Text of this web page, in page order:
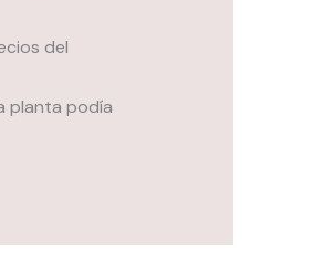
del
planta podía